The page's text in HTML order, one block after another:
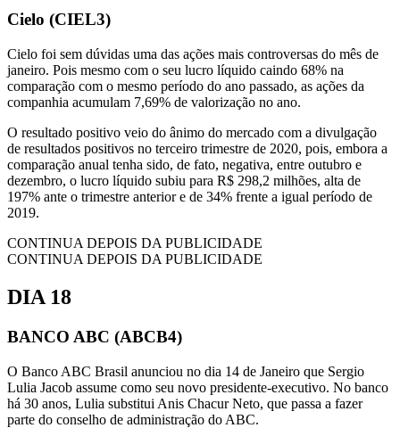
Cielo (CIEL3)
Cielo foi sem dúvidas uma das ações mais controversas do mês de
janeiro. Pois mesmo com o seu lucro líquido caindo 68% na
comparação com o mesmo período do ano passado, as ações da
companhia acumulam 7,69% de valorização no ano.
O resultado positivo veio do ânimo do mercado com a divulgação
de resultados positivos no terceiro trimestre de 2020, pois, embora a
comparação anual tenha sido, de fato, negativa, entre outubro e
dezembro, o lucro líquido subiu para R$ 298,2 milhões, alta de
197% ante o trimestre anterior e de 34% frente a igual período de
2019.
CONTINUA DEPOIS DA PUBLICIDADE
CONTINUA DEPOIS DA PUBLICIDADE
DIA 18
BANCO ABC (ABCB4)
O Banco ABC Brasil anunciou no dia 14 de Janeiro que Sergio
Lulia Jacob assume como seu novo presidente-executivo. No banco
há 30 anos, Lulia substitui Anis Chacur Neto, que passa a fazer
parte do conselho de administração do ABC.